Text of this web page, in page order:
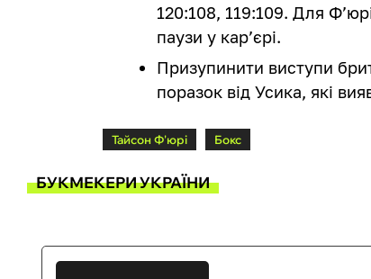
120:108, 119:109. Для
паузи у кар’єрі.
Призупинити виступи
поразок від Усика, які
Тайсон Ф'юрі Бокс
БУКМЕКЕРИ УКРАЇНИ